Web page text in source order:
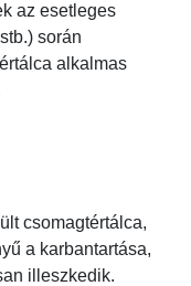
az esetleges
során
alkalmas
csomagtértálca,
a karbantartása,
illeszkedik.